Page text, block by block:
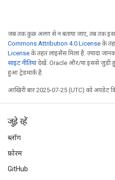
जब तक कुछ अलग से न बताया जाए, तब तक इस
Commons Attribution 4.0 License के
License के तहत लाइसेंस मिला है. ज़्यादा
साइट नीतियांदेखें. Oracle और/या इससे जुड़ी
हुआ ट्रेडमार्क है.
आखिरी बार 2025-07-25 (UTC) को अपडेट
जुड़े रहें
ब्लॉग
फ़ोरम
GitHub